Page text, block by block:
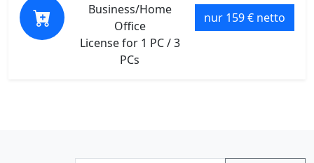
Business/Home
Office
License for 1 PC / 3
PCs
nur 159 € netto